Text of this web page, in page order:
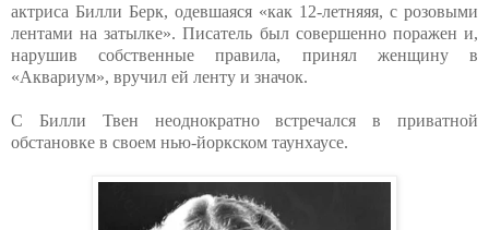
актриса Билли Берк, одевшаяся «как 12-летняяя, с розовыми
лентами на затылке». Писатель был совершенно поражен и,
нарушив собственные правила, принял женщину в
«Аквариум», вручил ей ленту и значок.
С Билли Твен неоднократно встречался в приватной
обстановке в своем нью-йоркском таунхаусе.